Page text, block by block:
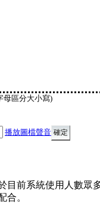
母區分大小寫)
播放圖檔聲音
目前系統使用人數眾
合。